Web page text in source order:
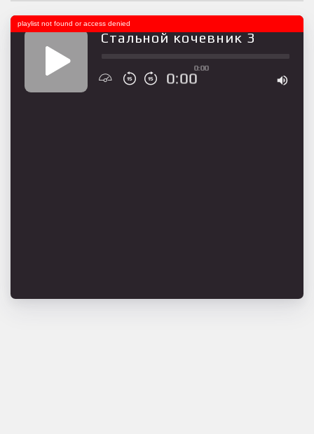
Стальной кочевник 3
0:00
0:00
playlist not found or access denied